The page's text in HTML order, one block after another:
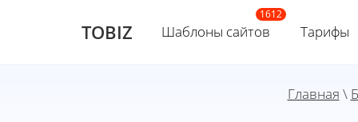
TOBIZ Шаблоны сайтов Тарифы
Главная \